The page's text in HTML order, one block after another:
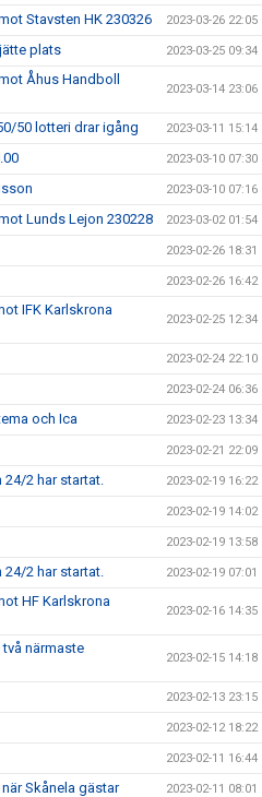
Stavsten HK 230326 2023-03-26 22:05
plats 2023-03-25 09:34
Åhus Handboll
2023-03-14 23:06
50 lotteri drar igång 2023-03-11 15:14
2023-03-10 07:30
2023-03-10 07:16
Lunds Lejon 230228 2023-03-02 01:54
2023-02-26 18:31
2023-02-26 16:42
IFK Karlskrona
2023-02-25 12:34
2023-02-24 22:10
2023-02-24 06:36
och Ica 2023-02-23 13:34
2023-02-21 22:09
24/2 har startat. 2023-02-19 16:22
2023-02-19 14:02
2023-02-19 13:58
24/2 har startat. 2023-02-19 07:01
HF Karlskrona
2023-02-16 14:35
närmaste
2023-02-15 14:18
2023-02-13 23:15
2023-02-12 18:22
2023-02-11 16:44
Skånela gästar 2023-02-11 08:01